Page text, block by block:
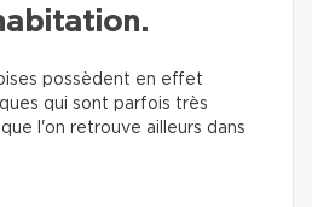
possèdent en effet
qui sont parfois très
l'on retrouve ailleurs dans